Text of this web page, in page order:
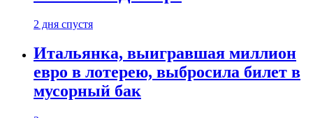
2 дня спустя
Итальянка, выигравшая миллион
евро в лотерею, выбросила билет в
мусорный бак